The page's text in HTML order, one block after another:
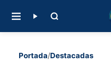
Portada/Destacadas